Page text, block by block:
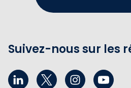
Suivez-nous sur les